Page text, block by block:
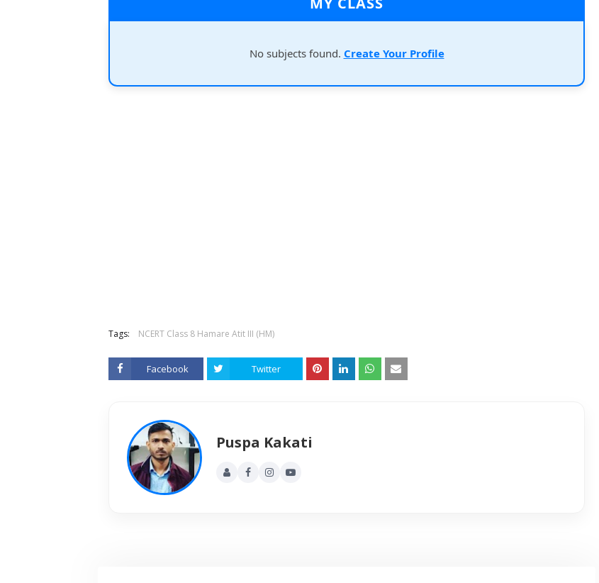
No subjects found. Create Your Profile
Tags: NCERT Class 8 Hamare Atit III (HM)
Facebook Twitter
Puspa Kakati